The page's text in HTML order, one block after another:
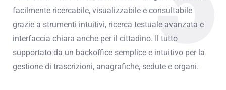
facilmente ricercabile, visualizzabile e consultabile
grazie a strumenti intuitivi, ricerca testuale avanzata e
interfaccia chiara anche per il cittadino. Il tutto
supportato da un backoffice semplice e intuitivo per la
gestione di trascrizioni, anagrafiche, sedute e organi.